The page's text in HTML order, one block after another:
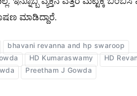
ಮಾಡಿದ್ದಾರೆ.
bhavani revanna and hp swaroop
HD Kumaraswamy
HD
Preetham J Gowda